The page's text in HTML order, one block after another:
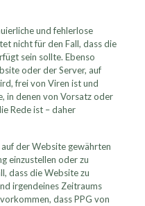
und fehlerlose
nicht für den Fall, dass die
sein sollte. Ebenso
oder der Server, auf
frei von Viren ist und
in denen von Vorsatz oder
Rede ist – daher
der Website gewährten
einzustellen oder zu
dass die Website zu
irgendeines Zeitraums
dass PPG von